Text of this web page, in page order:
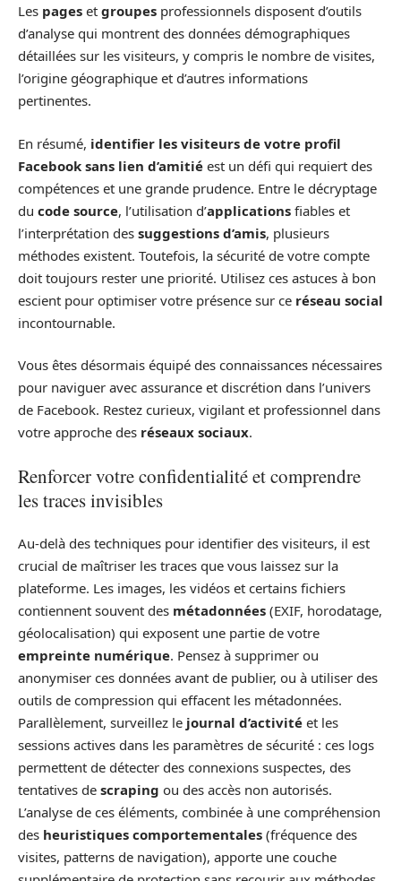
Les pages et groupes professionnels disposent d’outils
d’analyse qui montrent des données démographiques
détaillées sur les visiteurs, y compris le nombre de visites,
l’origine géographique et d’autres informations
pertinentes.
En résumé, identifier les visiteurs de votre profil
Facebook sans lien d’amitié est un défi qui requiert des
compétences et une grande prudence. Entre le décryptage
du code source, l’utilisation d’applications fiables et
l’interprétation des suggestions d’amis, plusieurs
méthodes existent. Toutefois, la sécurité de votre compte
doit toujours rester une priorité. Utilisez ces astuces à bon
escient pour optimiser votre présence sur ce réseau social
incontournable.
Vous êtes désormais équipé des connaissances nécessaires
pour naviguer avec assurance et discrétion dans l’univers
de Facebook. Restez curieux, vigilant et professionnel dans
votre approche des réseaux sociaux.
Renforcer votre confidentialité et comprendre
les traces invisibles
Au-delà des techniques pour identifier des visiteurs, il est
crucial de maîtriser les traces que vous laissez sur la
plateforme. Les images, les vidéos et certains fichiers
contiennent souvent des métadonnées (EXIF, horodatage,
géolocalisation) qui exposent une partie de votre
empreinte numérique. Pensez à supprimer ou
anonymiser ces données avant de publier, ou à utiliser des
outils de compression qui effacent les métadonnées.
Parallèlement, surveillez le journal d’activité et les
sessions actives dans les paramètres de sécurité : ces logs
permettent de détecter des connexions suspectes, des
tentatives de scraping ou des accès non autorisés.
L’analyse de ces éléments, combinée à une compréhension
des heuristiques comportementales (fréquence des
visites, patterns de navigation), apporte une couche